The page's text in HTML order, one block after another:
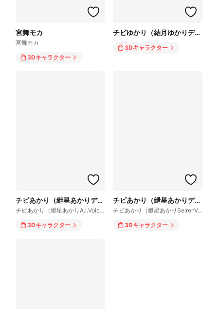
宮舞モカ
宮舞モカ
3Dキャラクター
チビゆかり（結月ゆかりデフォルメモデル）
3Dキャラクター
チビあかり（紲星あかりデフォルメver)
チビあかり（紲星あかりA.I.VoiceVer）
3Dキャラクター
チビあかり（紲星あかりデフォルメver)
チビあかり（紲星あかりSeirenVoiceVer)
3Dキャラクター